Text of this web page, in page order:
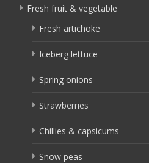
Fresh fruit & vegetable
Fresh artichoke
Iceberg lettuce
Spring onions
Strawberries
Chillies & capsicums
Snow peas